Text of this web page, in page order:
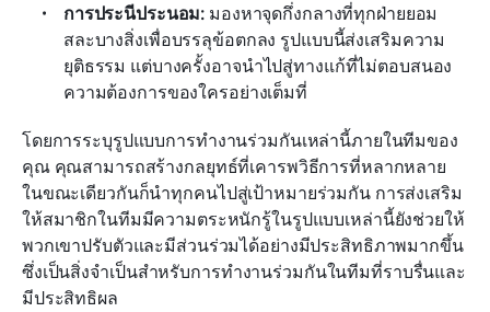
การประนีประนอม: มองหาจุดกึ่งกลางที่ทุกฝ่ายยอม
สละบางสิ่งเพื่อบรรลุข้อตกลง รูปแบบนี้ส่งเสริมความ
ยุติธรรม แต่บางครั้งอาจนำไปสู่ทางแก้ที่ไม่ตอบสนอง
ความต้องการของใครอย่างเต็มที่
โดยการระบุรูปแบบการทำงานร่วมกันเหล่านี้ภายในทีมของ
คุณ คุณสามารถสร้างกลยุทธ์ที่เคารพวิธีการที่หลากหลาย
ในขณะเดียวกันก็นำทุกคนไปสู่เป้าหมายร่วมกัน การส่งเสริม
ให้สมาชิกในทีมมีความตระหนักรู้ในรูปแบบเหล่านี้ยังช่วยให้
พวกเขาปรับตัวและมีส่วนร่วมได้อย่างมีประสิทธิภาพมากขึ้น
ซึ่งเป็นสิ่งจำเป็นสำหรับการทำงานร่วมกันในทีมที่ราบรื่นและ
มีประสิทธิผล